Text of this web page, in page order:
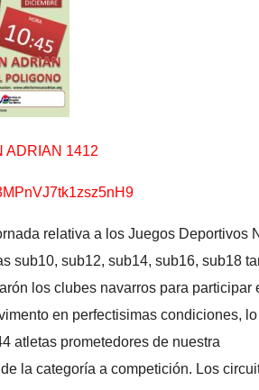
ADRIAN 1412
relativa a los Juegos Deportivos
sub10, sub12, sub14, sub16, sub18
los clubes navarros para participar
en perfectisimas condiciones,
atletas prometedores de nuestra
la categoría a competición. Los